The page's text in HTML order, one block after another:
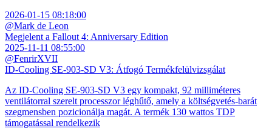
2026-01-15 08:18:00
@Mark de Leon
Megjelent a Fallout 4: Anniversary Edition
2025-11-11 08:55:00
@FenrirXVII
ID-Cooling SE-903-SD V3: Átfogó Termékfelülvizsgálat
Az ID-Cooling SE-903-SD V3 egy kompakt, 92 milliméteres
ventilátorral szerelt processzor léghűtő, amely a költségvetés-barát
szegmensben pozicionálja magát. A termék 130 wattos TDP
támogatással rendelkezik